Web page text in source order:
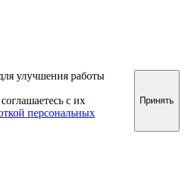
улучшения работы
с их
персональных
Принять